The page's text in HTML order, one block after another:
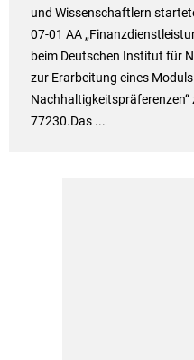
und Wissenschaftlern
07-01 AA
beim Deutschen Institut für
zur Erarbeitung eines
77230.Das ...